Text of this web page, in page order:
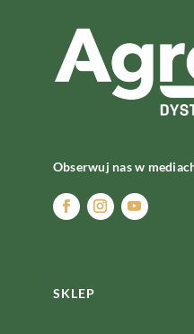
Obserwuj nas w
SKLEP